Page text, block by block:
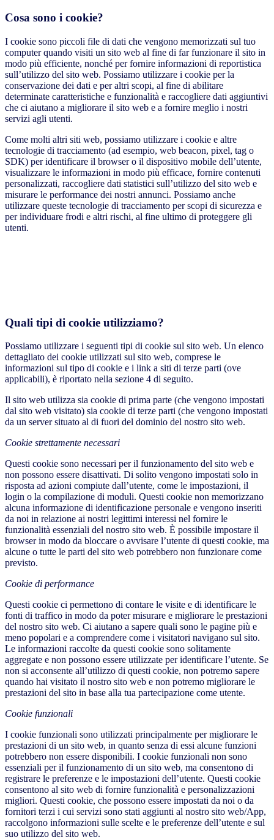
Cosa sono i cookie?
I cookie sono piccoli file di dati che vengono memorizzati sul tuo
computer quando visiti un sito web al fine di far funzionare il sito in
modo più efficiente, nonché per fornire informazioni di reportistica
sull’utilizzo del sito web. Possiamo utilizzare i cookie per la
conservazione dei dati e per altri scopi, al fine di abilitare
determinate caratteristiche e funzionalità e raccogliere dati aggiuntivi
che ci aiutano a migliorare il sito web e a fornire meglio i nostri
servizi agli utenti.
Come molti altri siti web, possiamo utilizzare i cookie e altre
tecnologie di tracciamento (ad esempio, web beacon, pixel, tag o
SDK) per identificare il browser o il dispositivo mobile dell’utente,
visualizzare le informazioni in modo più efficace, fornire contenuti
personalizzati, raccogliere dati statistici sull’utilizzo del sito web e
misurare le performance dei nostri annunci. Possiamo anche
utilizzare queste tecnologie di tracciamento per scopi di sicurezza e
per individuare frodi e altri rischi, al fine ultimo di proteggere gli
utenti.
Quali tipi di cookie utilizziamo?
Possiamo utilizzare i seguenti tipi di cookie sul sito web. Un elenco
dettagliato dei cookie utilizzati sul sito web, comprese le
informazioni sul tipo di cookie e i link a siti di terze parti (ove
applicabili), è riportato nella sezione 4 di seguito.
Il sito web utilizza sia cookie di prima parte (che vengono impostati
dal sito web visitato) sia cookie di terze parti (che vengono impostati
da un server situato al di fuori del dominio del nostro sito web.
Cookie strettamente necessari
Questi cookie sono necessari per il funzionamento del sito web e
non possono essere disattivati. Di solito vengono impostati solo in
risposta ad azioni compiute dall’utente, come le impostazioni, il
login o la compilazione di moduli. Questi cookie non memorizzano
alcuna informazione di identificazione personale e vengono inseriti
da noi in relazione ai nostri legittimi interessi nel fornire le
funzionalità essenziali del nostro sito web. È possibile impostare il
browser in modo da bloccare o avvisare l’utente di questi cookie, ma
alcune o tutte le parti del sito web potrebbero non funzionare come
previsto.
Cookie di performance
Questi cookie ci permettono di contare le visite e di identificare le
fonti di traffico in modo da poter misurare e migliorare le prestazioni
del nostro sito web. Ci aiutano a sapere quali sono le pagine più e
meno popolari e a comprendere come i visitatori navigano sul sito.
Le informazioni raccolte da questi cookie sono solitamente
aggregate e non possono essere utilizzate per identificare l’utente. Se
non si acconsente all’utilizzo di questi cookie, non potremo sapere
quando hai visitato il nostro sito web e non potremo migliorare le
prestazioni del sito in base alla tua partecipazione come utente.
Cookie funzionali
I cookie funzionali sono utilizzati principalmente per migliorare le
prestazioni di un sito web, in quanto senza di essi alcune funzioni
potrebbero non essere disponibili. I cookie funzionali non sono
essenziali per il funzionamento di un sito web, ma consentono di
registrare le preferenze e le impostazioni dell’utente. Questi cookie
consentono al sito web di fornire funzionalità e personalizzazioni
migliori. Questi cookie, che possono essere impostati da noi o da
fornitori terzi i cui servizi sono stati aggiunti al nostro sito web/App,
raccolgono informazioni sulle scelte e le preferenze dell’utente e sul
suo utilizzo del sito web.